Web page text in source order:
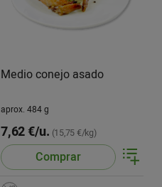
Medio conejo asado
aprox. 484 g
7,62 €/u. (15,75 €/kg)
Comprar